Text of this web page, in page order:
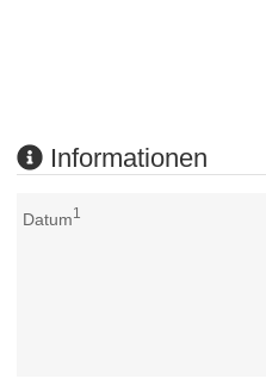
Informationen
Datum1